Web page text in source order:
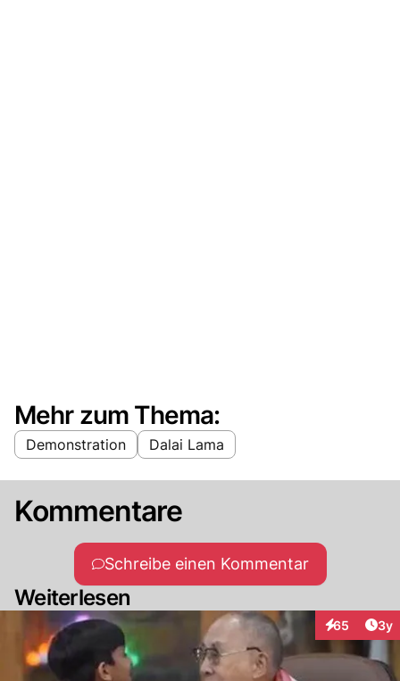
Mehr zum Thema:
Demonstration Dalai Lama
Kommentare
Schreibe einen Kommentar
Weiterlesen
65
Interaktionen
3y